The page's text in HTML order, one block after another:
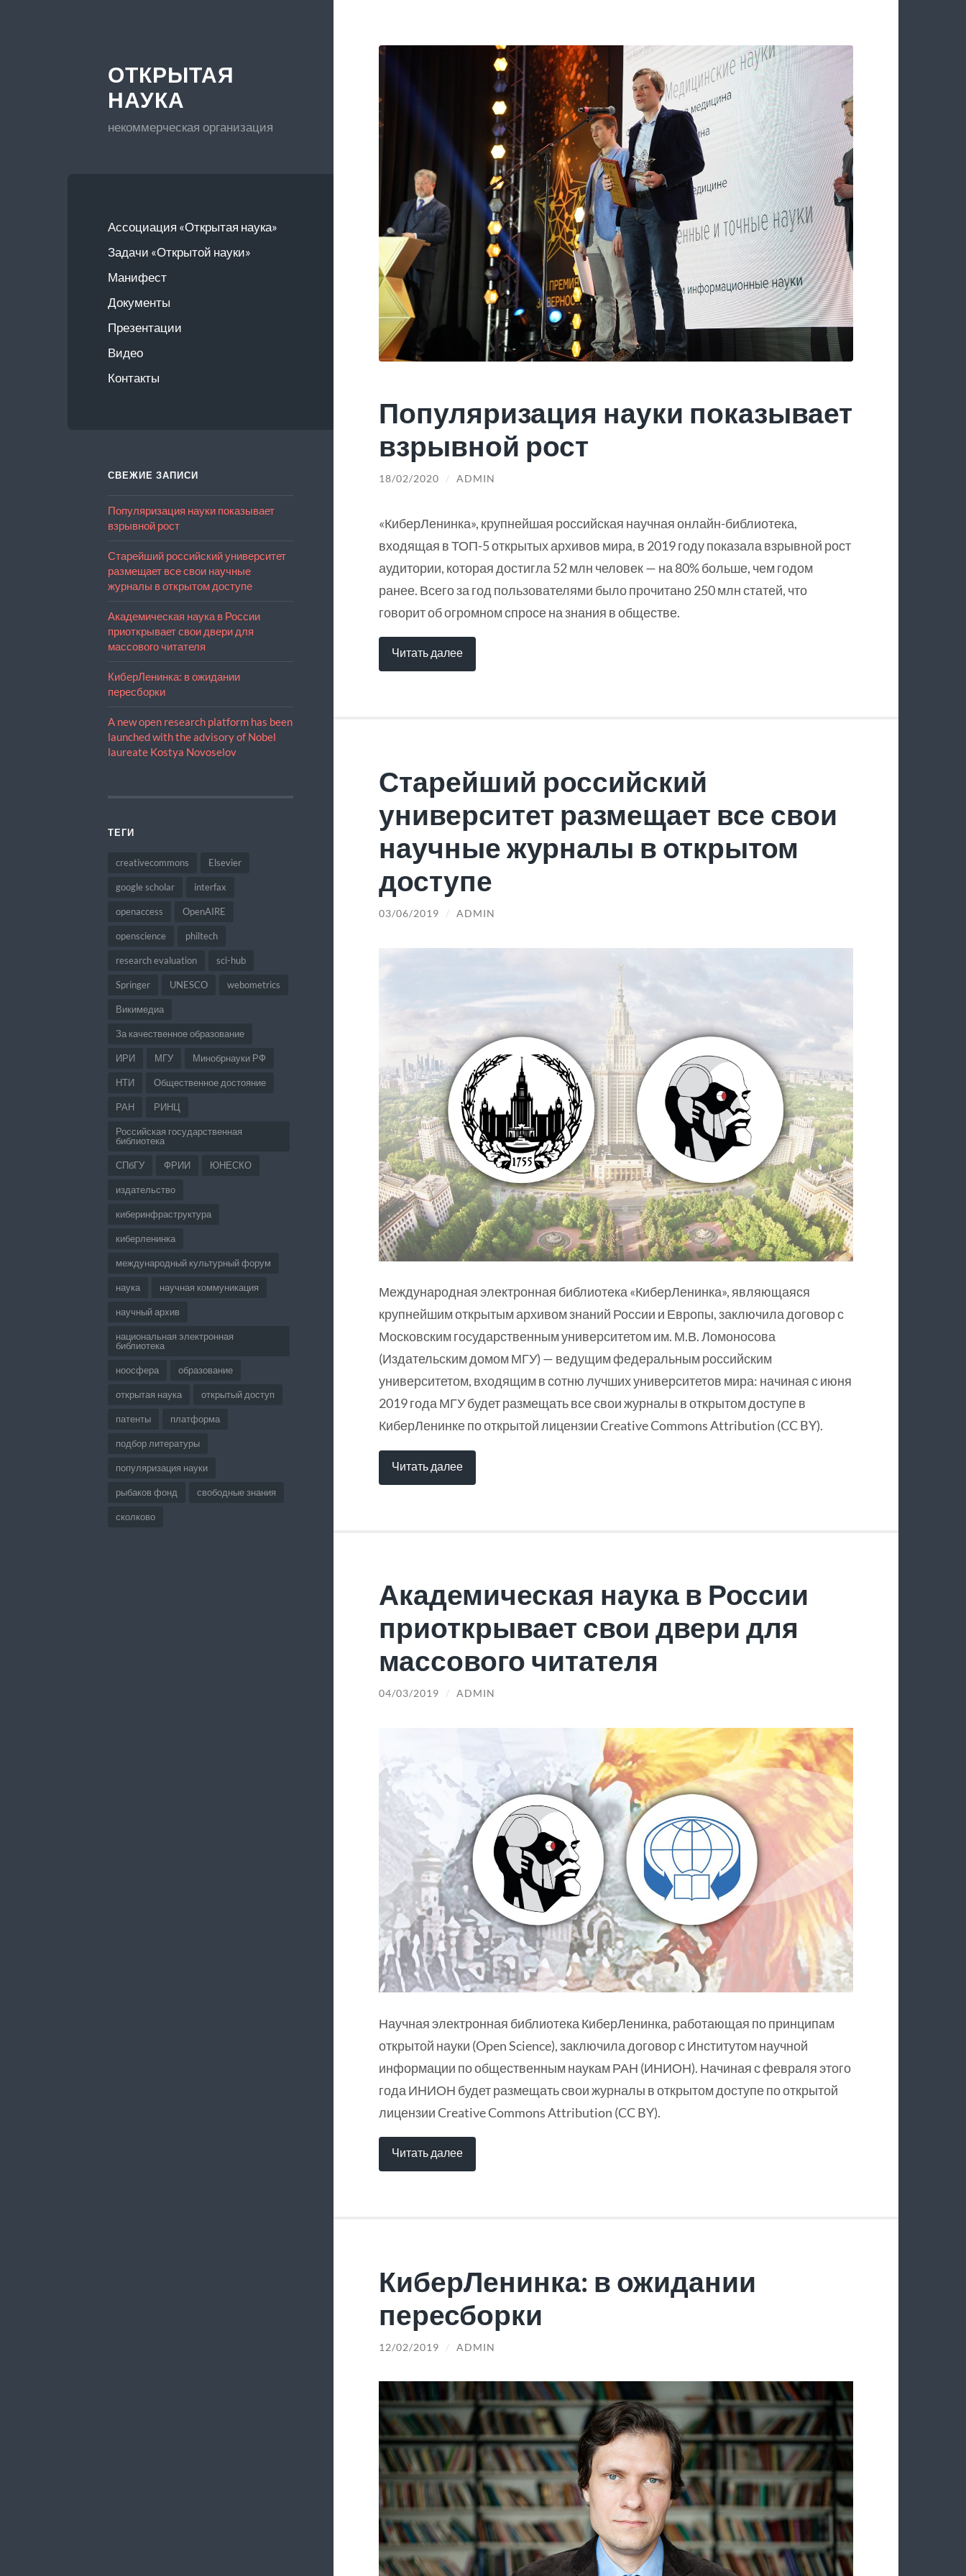
ОТКРЫТАЯ
НАУКА
некоммерческая организация
Ассоциация «Открытая наука»
Задачи «Открытой науки»
Манифест
Документы
Презентации
Видео
Контакты
СВЕЖИЕ ЗАПИСИ
Популяризация науки показывает
взрывной рост
Старейший российский университет
размещает все свои научные
журналы в открытом доступе
Академическая наука в России
приоткрывает свои двери для
массового читателя
КиберЛенинка: в ожидании
пересборки
A new open research platform has been
launched with the advisory of Nobel
laureate Kostya Novoselov
ТЕГИ
creativecommons Elsevier
google scholar interfax
openaccess OpenAIRE
openscience philtech
research evaluation sci-hub
Springer UNESCO webometrics
Викимедиа
За качественное образование
ИРИ МГУ Минобрнауки РФ
НТИ Общественное достояние
РАН РИНЦ
Российская государственная
библиотека
СПбГУ ФРИИ ЮНЕСКО
издательство
киберинфраструктура
киберленинка
международный культурный форум
наука научная коммуникация
научный архив
национальная электронная
библиотека
ноосфера образование
открытая наука открытый доступ
патенты платформа
подбор литературы
популяризация науки
рыбаков фонд свободные знания
сколково
Популяризация науки показывает
взрывной рост
18/02/2020 / ADMIN
«КиберЛенинка», крупнейшая российская научная онлайн-библиотека,
входящая в ТОП-5 открытых архивов мира, в 2019 году показала взрывной рост
аудитории, которая достигла 52 млн человек — на 80% больше, чем годом
ранее. Всего за год пользователями было прочитано 250 млн статей, что
говорит об огромном спросе на знания в обществе.
Читать далее
Старейший российский
университет размещает все свои
научные журналы в открытом
доступе
03/06/2019 / ADMIN
Международная электронная библиотека «КиберЛенинка», являющаяся
крупнейшим открытым архивом знаний России и Европы, заключила договор с
Московским государственным университетом им. М.В. Ломоносова
(Издательским домом МГУ) — ведущим федеральным российским
университетом, входящим в сотню лучших университетов мира: начиная с июня
2019 года МГУ будет размещать все свои журналы в открытом доступе в
КиберЛенинке по открытой лицензии Creative Commons Attribution (CC BY).
Читать далее
Академическая наука в России
приоткрывает свои двери для
массового читателя
04/03/2019 / ADMIN
Научная электронная библиотека КиберЛенинка, работающая по принципам
открытой науки (Open Science), заключила договор с Институтом научной
информации по общественным наукам РАН (ИНИОН). Начиная с февраля этого
года ИНИОН будет размещать свои журналы в открытом доступе по открытой
лицензии Creative Commons Attribution (CC BY).
Читать далее
КиберЛенинка: в ожидании
пересборки
12/02/2019 / ADMIN